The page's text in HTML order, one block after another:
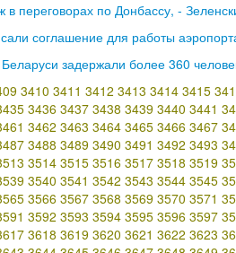
переговорах по Донбассу, -
соглашение для работы
задержали более 360
3410 3411 3412 3413 3414 3415
3436 3437 3438 3439 3440 3441
3462 3463 3464 3465 3466 3467
3488 3489 3490 3491 3492 3493
3514 3515 3516 3517 3518 3519
3540 3541 3542 3543 3544 3545
3566 3567 3568 3569 3570 3571
3592 3593 3594 3595 3596 3597
3618 3619 3620 3621 3622 3623